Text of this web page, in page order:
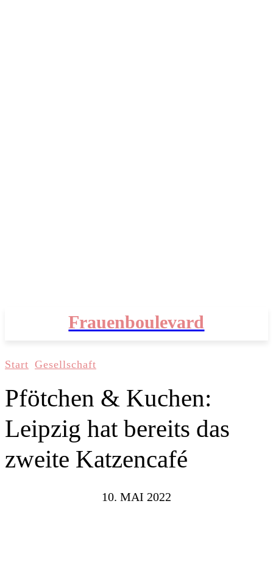
Frauenboulevard
Start Gesellschaft
Pfötchen & Kuchen:
Leipzig hat bereits das
zweite Katzencafé
10. MAI 2022